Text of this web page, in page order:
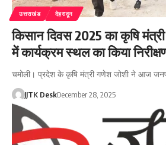
उत्तराखंड देहरादून
किसान दिवस 2025 का कृषि
में कार्यक्रम स्थल का किया
चमोली। प्रदेश के कृषि मंत्री गणेश जोशी ने आज
JJTK DeskDecember 28, 2025